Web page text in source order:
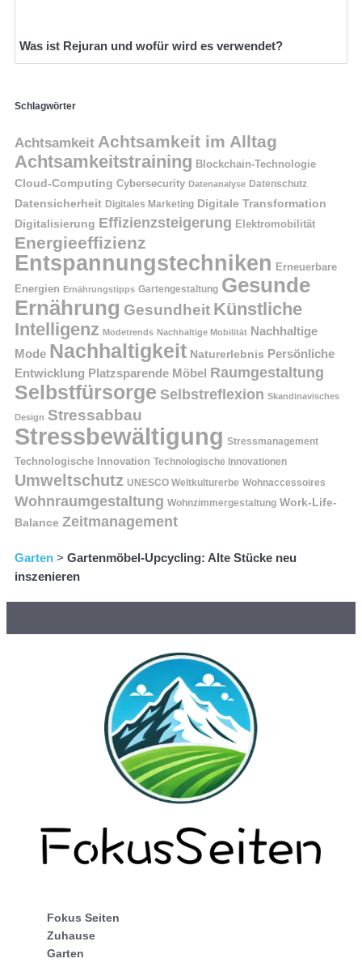
Was ist Rejuran und wofür wird es verwendet?
Schlagwörter
Achtsamkeit Achtsamkeit im Alltag
Achtsamkeitstraining Blockchain-Technologie
Cloud-Computing Cybersecurity Datenanalyse Datenschutz
Datensicherheit Digitales Marketing Digitale Transformation
Digitalisierung Effizienzsteigerung Elektromobilität
Energieeffizienz
Entspannungstechniken Erneuerbare
Energien Ernährungstipps Gartengestaltung Gesunde
Ernährung Gesundheit Künstliche
Intelligenz Modetrends Nachhaltige Mobilität Nachhaltige
Mode Nachhaltigkeit Naturerlebnis Persönliche
Entwicklung Platzsparende Möbel Raumgestaltung
Selbstfürsorge Selbstreflexion Skandinavisches
Design Stressabbau
Stressbewältigung Stressmanagement
Technologische Innovation Technologische Innovationen
Umweltschutz UNESCO Weltkulturerbe Wohnaccessoires
Wohnraumgestaltung Wohnzimmergestaltung Work-Life-
Balance Zeitmanagement
Garten > Gartenmöbel-Upcycling: Alte Stücke neu
inszenieren
Fokus Seiten
Zuhause
Garten